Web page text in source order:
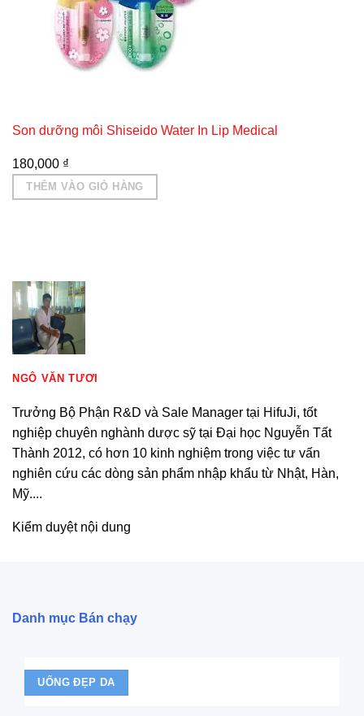
Son dưỡng môi Shiseido Water In Lip Medical
180,000 ₫
THÊM VÀO GIỎ HÀNG
NGÔ VĂN TƯƠI
Trưởng Bộ Phận R&D và Sale Manager tại HifuJi, tốt
nghiệp chuyên nghành dược sỹ tại Đại học Nguyễn Tất
Thành 2012, có hơn 10 kinh nghiệm trong việc tư vấn
nghiên cứu các dòng sản phẩm nhập khẩu từ Nhật, Hàn,
Mỹ....
Kiểm duyệt nội dung
Danh mục Bán chạy
UỐNG ĐẸP DA